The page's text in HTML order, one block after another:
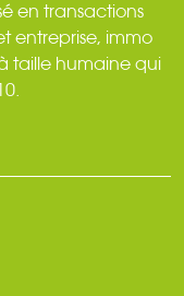
en transactions
entreprise, immo
taille humaine qui